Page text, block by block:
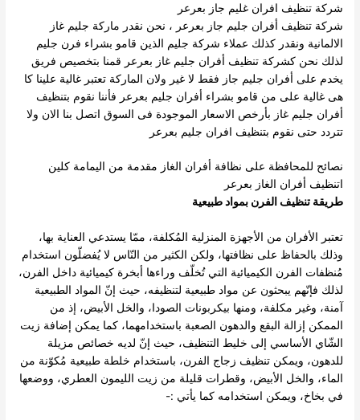
شركة تنظيف افران غليم جاز بعرعر
شركة تنظيف أفران جليم جاز بعرعر ، نحن نقدر ماركة جليم غاز
الالمانية ونقدر كذلك عملاء شركة جليم الذين قامو بشراء فرن جليم
لذلك نحن كشركة تنظيف أفران جليم غاز بعرعر قمنا بتخصيص فريق
يخدم على أفران جليم جاز فقط لا غير ولان الماركة تعتبر غالية علينا كا
هى غالية على من قامو بشراء أفران جليم بعرعر فأننا نقوم بتنظيف
أفران جليم غاز بأرخص الاسعار الموجودة فى السوق اتصل بنا الان ولا
تتردد حتى نقوم بتنظيف افران جليم بعرعر
نصائح للمحافظة على نظافة أفران الغاز مقدمة من اليمامة كلين
اتنظيف أفران الغاز بعرعر
طريقة تنظيف الفرن بمواد طبيعية
تعتبر الأفران من الأجهزة المنزلية المُكلفة، ممّا يستدعي العناية بها،
وذلك بالحفاظ على نظافتها، ولكن الكثير من النّاس لا يُفضلّون استخدام
مُنظفات الفرن الكيميائية التي تُخلّف وراءها أبخرة كيميائية داخل الفرن،
لذلك فإنّهم يبحثون عن مواد طبيعية لتنظيفه، حيث إنّ المواد الطبيعية
آمنة، وغير مكلفة، ومنها بيكربونات الصودا، والخل الأبيض، إذ من
الممكن إزالة البقع والدهون الصعبة باستخدامهما، كما يمكن إضافة زيت
الشّاي الأساسي إلى خليط التنظيف، حيث إنّ لديه خصائص مزيلة
للدهون، ويمكن تنظيف زجاج الفرن، باستخدام خلطة طبيعية مُكوّنة من
الماء، والخل الأبيض، وقطرات قليلة من زيت الليمون العطري، ووضعها
في بخاخ، ويمكن استخدامه كما يأتي :-